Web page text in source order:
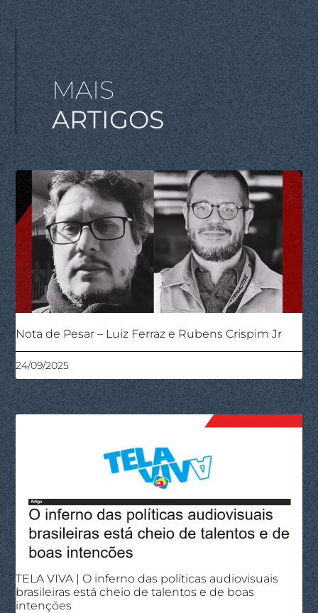
MAIS
ARTIGOS
Nota de Pesar – Luiz Ferraz e Rubens Crispim Jr
24/09/2025
TELA VIVA | O inferno das políticas audiovisuais
brasileiras está cheio de talentos e de boas
intenções